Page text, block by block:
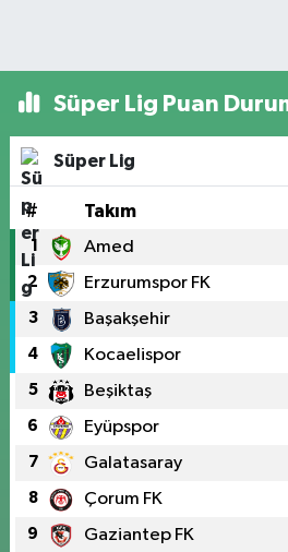
Süper Lig Puan
Süper Lig
# Takım
1 Amed
2 Erzurumspor FK
3 Başakşehir
4 Kocaelispor
5 Beşiktaş
6 Eyüpspor
7 Galatasaray
8 Çorum FK
9 Gaziantep FK